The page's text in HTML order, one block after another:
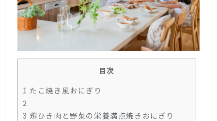
目次
1 たこ焼き風おにぎり
2
3 鶏ひき肉と野菜の栄養満点焼きおにぎり